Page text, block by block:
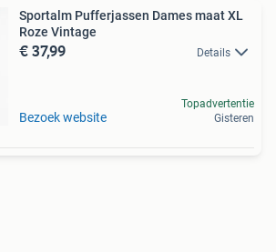
Sportalm Pufferjassen Dames maat XL
Roze Vintage
€ 37,99 Details
Bezoek website
Topadvertentie
Gisteren